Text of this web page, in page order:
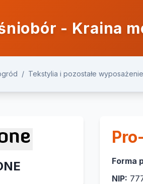
- Kraina
/ Tekstylia i pozostałe wyposażenie
Forma
NIP: